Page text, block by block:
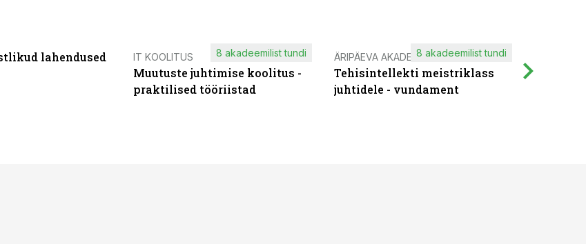
lahendused
IT KOOLITUS
Muutuste juhtimise koolitus -
praktilised tööriistad
8 akadeemilist tundi ÄRIPÄEVA AKADEEMIA
Tehisintellekti meistriklass
juhtidele - vundament
8 akadeemilist tundi